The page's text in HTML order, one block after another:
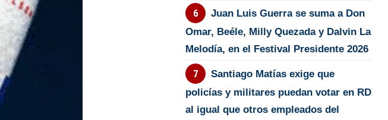
Juan Luis Guerra se suma a Don
Omar, Beéle, Milly Quezada y Dalvin La
Melodía, en el Festival Presidente 2026
Santiago Matías exige que
policías y militares puedan votar en RD
al igual que otros empleados del